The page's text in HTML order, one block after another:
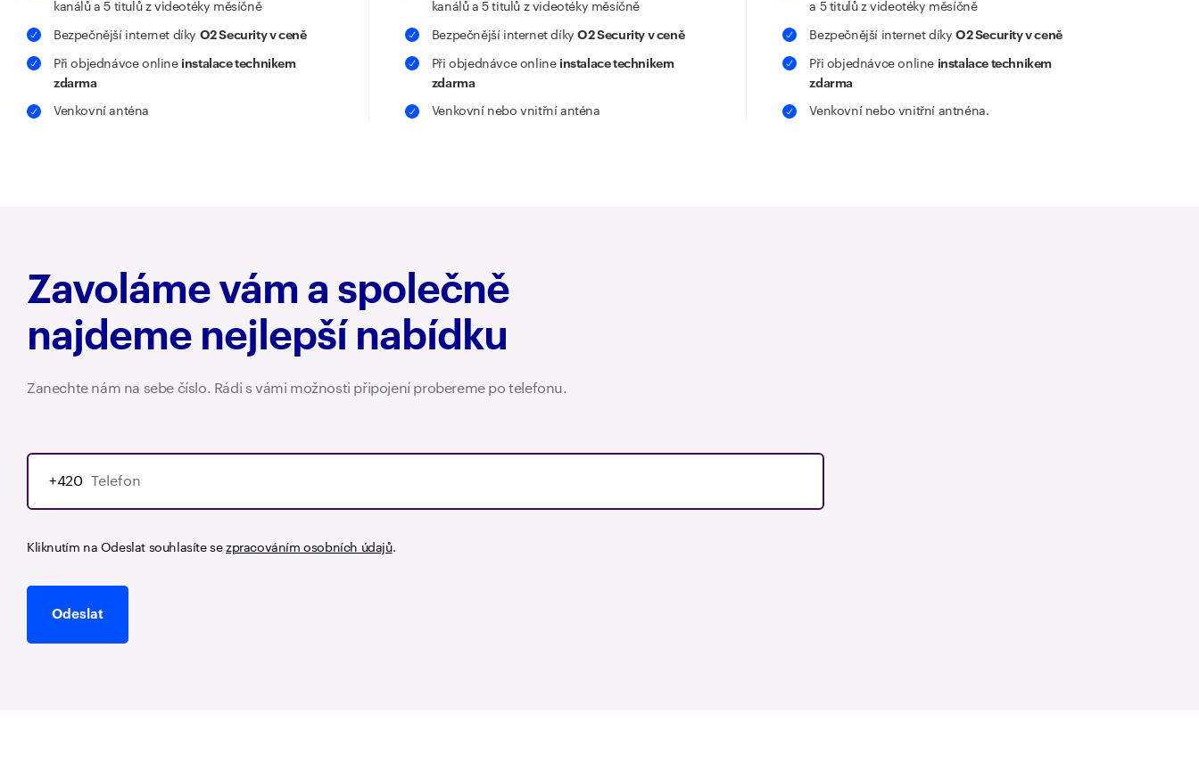
kanálů a 5 titulů z videotéky měsíčně
Bezpečnější internet díky O2 Security v ceně
Při objednávce online instalace technikem
zdarma
Venkovní anténa
kanálů a 5 titulů z videotéky měsíčně
Bezpečnější internet díkyO2 Security v ceně
Při objednávce online instalace technikem
zdarma
Venkovní nebo vnitřní anténa
a 5 titulů z videotéky měsíčně
Bezpečnější internet díkyO2 Security v ceně
Při objednávce online instalace technikem
zdarma
Venkovní nebo vnitřní antnéna.
Zavoláme vám a společně
najdeme nejlepší nabídku
Zanechte nám na sebe číslo. Rádi s vámi možnosti připojení probereme po telefonu.
+420
+420
Kliknutím na Odeslat souhlasíte sezpracováním osobních údajů.
Odeslat